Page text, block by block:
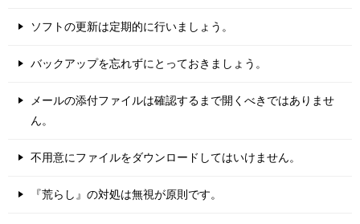
ソフトの更新は定期的に行いましょう。
バックアップを忘れずにとっておきましょう。
メールの添付ファイルは確認するまで開くべきではありませ
ん。
不用意にファイルをダウンロードしてはいけません。
『荒らし』の対処は無視が原則です。